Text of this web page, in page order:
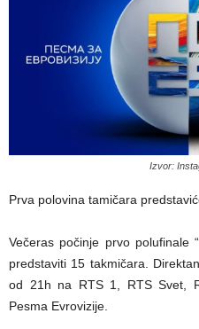
Izvor:
Prva polovina tamičara
Večeras počinje prvo polufinale
predstaviti 15 takmičara.
od 21h na RTS 1, RTS Svet,
Pesma Evrovizije.